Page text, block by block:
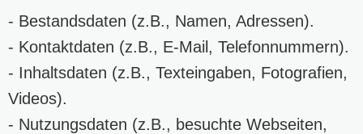
- Bestandsdaten (z.B., Namen, Adressen).
- Kontaktdaten (z.B., E-Mail, Telefonnummern).
- Inhaltsdaten (z.B., Texteingaben, Fotografien,
Videos).
- Nutzungsdaten (z.B., besuchte Webseiten,